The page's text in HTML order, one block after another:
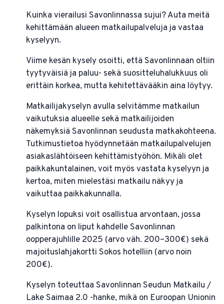
Kuinka vierailusi Savonlinnassa sujui? Auta meitä
kehittämään alueen matkailupalveluja ja vastaa
kyselyyn.
Viime kesän kysely osoitti, että Savonlinnaan oltiin
tyytyväisiä ja paluu- sekä suositteluhalukkuus oli
erittäin korkea, mutta kehitettävääkin aina löytyy.
Matkailijakyselyn avulla selvitämme matkailun
vaikutuksia alueelle sekä matkailijoiden
näkemyksiä Savonlinnan seudusta matkakohteena.
Tutkimustietoa hyödynnetään matkailupalvelujen
asiakaslähtöiseen kehittämistyöhön. Mikäli olet
paikkakuntalainen, voit myös vastata kyselyyn ja
kertoa, miten mielestäsi matkailu näkyy ja
vaikuttaa paikkakunnalla.
Kyselyn lopuksi voit osallistua arvontaan, jossa
palkintona on liput kahdelle Savonlinnan
oopperajuhlille 2025 (arvo väh. 200–300€) sekä
majoituslahjakortti Sokos hotelliin (arvo noin
200€).
Kyselyn toteuttaa Savonlinnan Seudun Matkailu /
Lake Saimaa 2.0 -hanke, mikä on Euroopan Unionin